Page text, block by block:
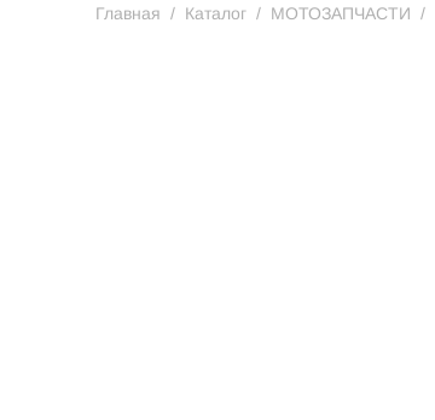
Главная / Каталог / МОТОЗАПЧАСТИ /